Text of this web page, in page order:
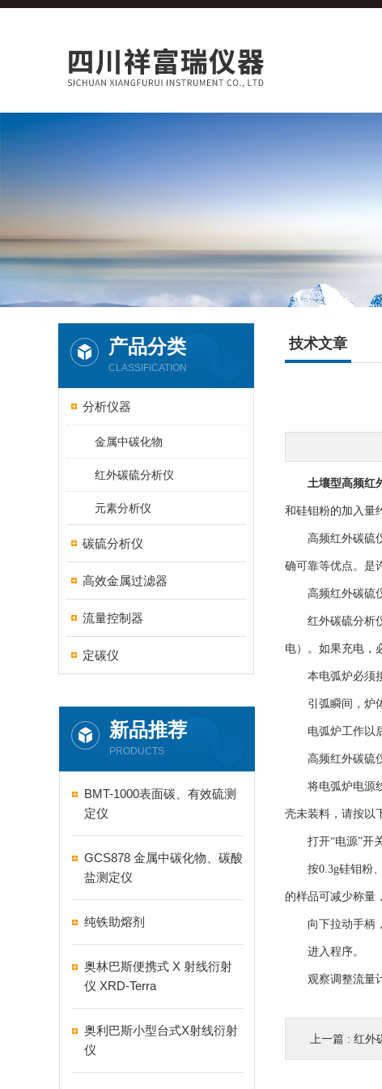
产品分类
CLASSIFICATION
分析仪器
金属中碳化物
红外碳硫分析仪
元素分析仪
碳硫分析仪
高效金属过滤器
流量控制器
定碳仪
新品推荐
PRODUCTS
BMT-1000表面碳、有效硫测
定仪
GCS878 金属中碳化物、碳酸
盐测定仪
纯铁助熔剂
奥林巴斯便携式 X 射线衍射
仪 XRD-Terra
奥利巴斯小型台式X射线衍射
仪
技术文章
土壤型高频红
和硅钼粉的加入量
高频红外碳硫仪
确可靠等优点。是
高频红外碳硫仪
红外碳硫分析仪
电）。如果充电，
本电弧炉必须接
引弧瞬间，炉体
电弧炉工作以后
高频红外碳硫仪
将电弧炉电源线
壳未装料，请按以
打开“电源”开关
按0.3g硅钼粉、
的样品可减少称量
向下拉动手柄，
进入程序。
观察调整流量计
上一篇 : 红外